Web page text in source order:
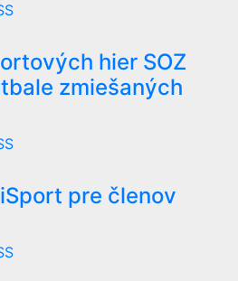
hier SOZ
zmiešaných
pre členov